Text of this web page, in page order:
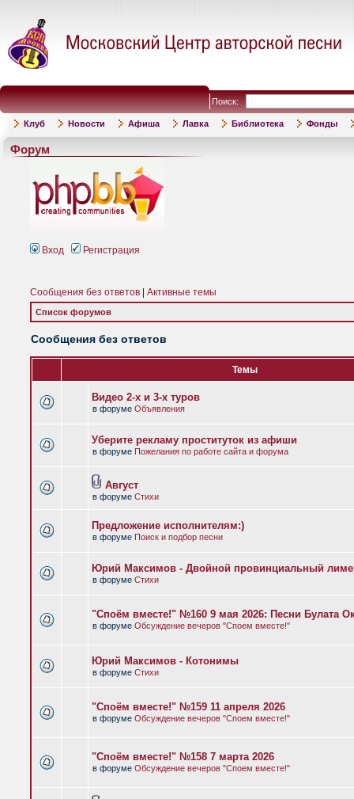
Поиск:
Клуб Новости Афиша Лавка Библиотека Фонды
Форум
Вход Регистрация
Сообщения без ответов Активные темы
Список форумов
Сообщения без ответов
Темы
Видео 2-х и 3-х туров
в форуме Объявления
Уберите рекламу проституток из афиши
в форуме Пожелания по работе сайта и форума
Август
в форуме Стихи
Предложение исполнителям:)
в форуме Поиск и подбор песни
Юрий Максимов - Двойной провинциальный
в форуме Стихи
"Споём вместе!" №160 9 мая 2026: Песни Булата
в форуме Обсуждение вечеров "Споем вместе!"
Юрий Максимов - Котонимы
в форуме Стихи
"Споём вместе!" №159 11 апреля 2026
в форуме Обсуждение вечеров "Споем вместе!"
"Споём вместе!" №158 7 марта 2026
в форуме Обсуждение вечеров "Споем вместе!"